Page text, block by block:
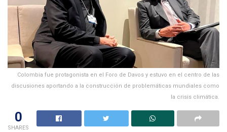
Colombia fue protagonista en el Foro de Davos y estuvo en el centro de las
discusiones aportando a la construcción de problemáticas mundiales como
la crisis climática.
0
SHARES